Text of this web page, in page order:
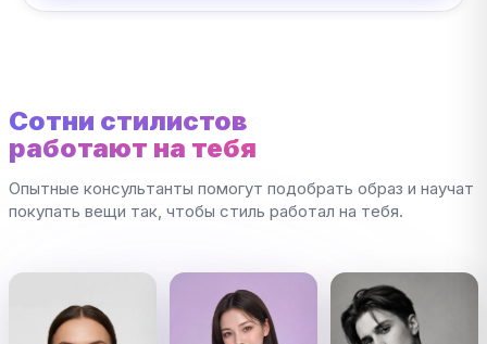
Сотни стилистов
работают на тебя
Опытные консультанты помогут подобрать образ и научат
покупать вещи так, чтобы стиль работал на тебя.